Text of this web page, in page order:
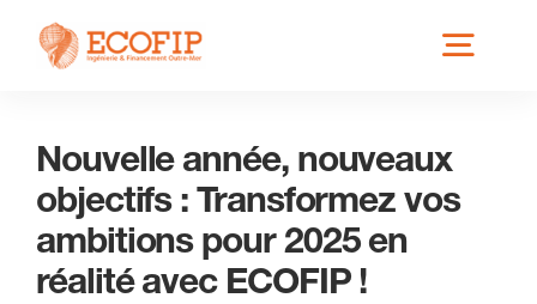
Skip
Qui est ECOFIP ?
Nos Services
Nouvelle année, nouveaux
objectifs : Transformez vos
ambitions pour 2025 en
réalité avec ECOFIP !